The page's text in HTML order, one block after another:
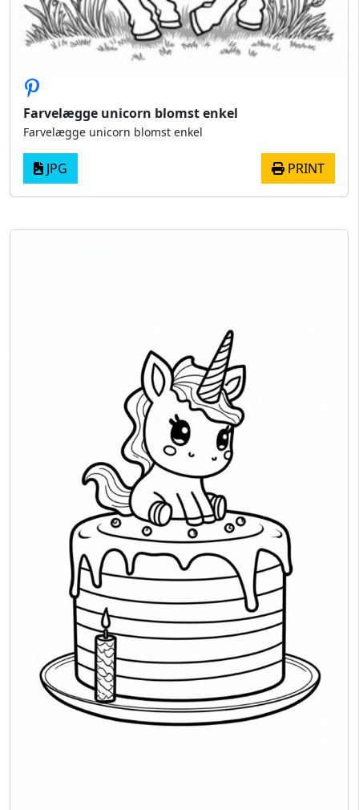
Farvelægge unicorn blomst enkel
Farvelægge unicorn blomst enkel
JPG PRINT